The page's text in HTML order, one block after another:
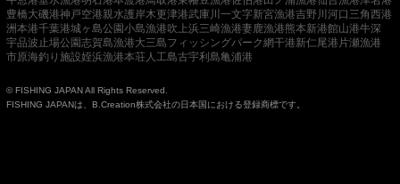
豊橋大磯港神戸空港親水護岸木更津港武庫川一文字新宮漁港吉野川河口 三角西港
洲本港千葉港城ヶ島公園小島漁港吹上浜三崎漁港妻鹿漁港熊本新港館山港牛深
宇品波止場公園志賀島漁港大三島フィッシングパーク網干港新仁尾港 片瀬漁港
市原海釣り施設姪浜漁港本荘人工島古宇利島亀浦港
© FISHING JAPAN All Rights Reserved.
FISHING JAPANは、B.Creation株式会社の日本国における登録商標です。